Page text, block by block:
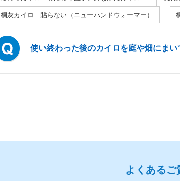
桐灰カイロ 貼らない（ニューハンドウォーマー）
使い終わった後のカイロを庭や畑にまい
よくあるご